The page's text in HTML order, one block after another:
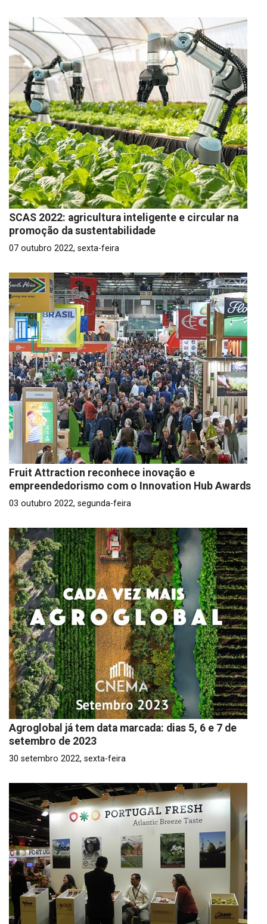
SCAS 2022: agricultura inteligente e circular na
promoção da sustentabilidade
07 outubro 2022, sexta-feira
Fruit Attraction reconhece inovação e
empreendedorismo com o Innovation Hub Awards
03 outubro 2022, segunda-feira
Agroglobal já tem data marcada: dias 5, 6 e 7 de
setembro de 2023
30 setembro 2022, sexta-feira